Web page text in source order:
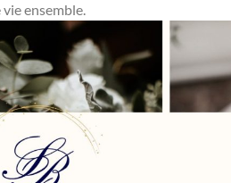
ensemble.